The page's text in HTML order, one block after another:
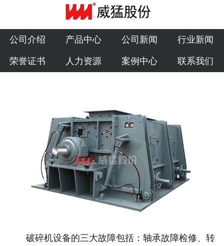
公司介绍
产品中心
公司新闻
荣誉证书
人力资源
案例中心
联系我们
公司介绍 产品中心 公司新闻 行业新闻
荣誉证书 人力资源 案例中心 联系我们
破碎机设备的三大故障包括：轴承故障检修、转